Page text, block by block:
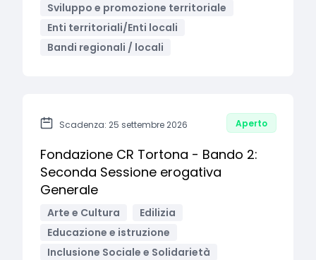
Sviluppo e promozione territoriale
Enti territoriali/Enti locali
Bandi regionali / locali
Scadenza: 25 settembre 2026 Aperto
Fondazione CR Tortona - Bando 2:
Seconda Sessione erogativa
Generale
Arte e Cultura
Edilizia
Educazione e istruzione
Inclusione Sociale e Solidarietà